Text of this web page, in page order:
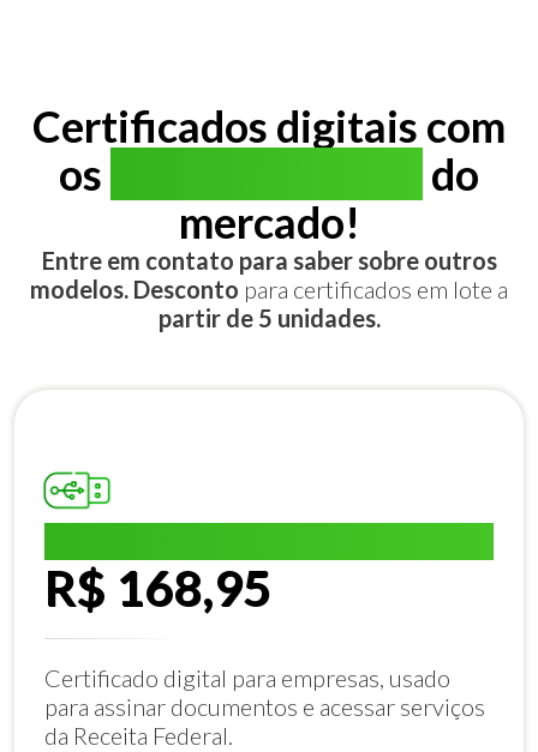
Certificados digitais com
os
do
mercado!
Entre em contato para saber sobre outros
modelos. Desconto para certificados em lote a
partir de 5 unidades.
R$ 168,95
Certificado digital para empresas, usado
para assinar documentos e acessar serviços
da Receita Federal.